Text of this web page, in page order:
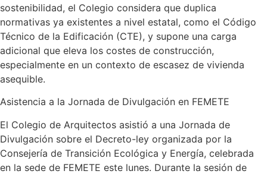
sostenibilidad, el Colegio considera que duplica
normativas ya existentes a nivel estatal, como el Código
Técnico de la Edificación (CTE), y supone una carga
adicional que eleva los costes de construcción,
especialmente en un contexto de escasez de vivienda
asequible.
Asistencia a la Jornada de Divulgación en FEMETE
El Colegio de Arquitectos asistió a una Jornada de
Divulgación sobre el Decreto-ley organizada por la
Consejería de Transición Ecológica y Energía, celebrada
en la sede de FEMETE este lunes. Durante la sesión de